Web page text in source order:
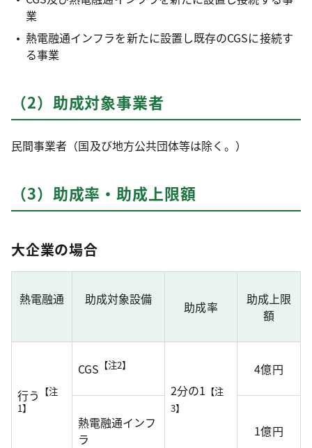
業
熱電融通インフラを新たに設置し既存のCGSに接続す
る事業
（2）助成対象事業者
民間事業者（国及び地方公共団体等は除く。）
（3）助成率・助成上限額
大企業の場合
熱電融通 助成対象設備 助成率
助成上限
額
行う 【注
1】
CGS 【注2】
2分の1 【注
3】
4億円
熱電融通インフ
ラ
1億円